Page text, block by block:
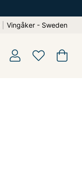
Vingåker - Sweden